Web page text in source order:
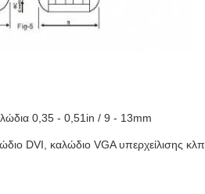
0,35 - 0,51in / 9 - 13mm
DVI, καλώδιο VGA υπερχείλισης κλπ.